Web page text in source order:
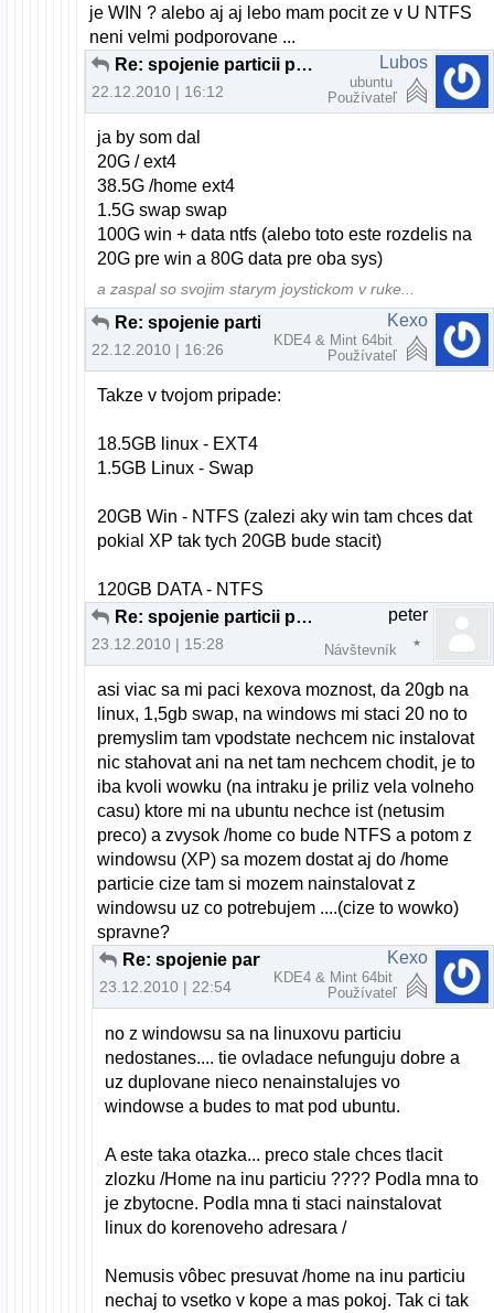
je WIN ? alebo aj aj lebo mam pocit ze v U NTFS
neni velmi podporovane ...
Re: spojenie particii pri instalacii U10.10
22.12.2010 | 16:12
Lubos
ubuntu
Používateľ
ja by som dal
20G / ext4
38.5G /home ext4
1.5G swap swap
100G win + data ntfs (alebo toto este rozdelis na
20G pre win a 80G data pre oba sys)
a zaspal so svojim starym joystickom v ruke...
22.12.2010 | 16:26
Kexo
KDE4 & Mint 64bit
Používateľ
Takze v tvojom pripade:
18.5GB linux - EXT4
1.5GB Linux - Swap
20GB Win - NTFS (zalezi aky win tam chces dat
pokial XP tak tych 20GB bude stacit)
120GB DATA - NTFS
Re: spojenie particii pri instalacii U10.10
23.12.2010 | 15:28
peter
Návštevník
asi viac sa mi paci kexova moznost, da 20gb na
linux, 1,5gb swap, na windows mi staci 20 no to
premyslim tam vpodstate nechcem nic instalovat
nic stahovat ani na net tam nechcem chodit, je to
iba kvoli wowku (na intraku je priliz vela volneho
casu) ktore mi na ubuntu nechce ist (netusim
preco) a zvysok /home co bude NTFS a potom z
windowsu (XP) sa mozem dostat aj do /home
particie cize tam si mozem nainstalovat z
windowsu uz co potrebujem ....(cize to wowko)
spravne?
23.12.2010 | 22:54
Kexo
KDE4 & Mint 64bit
Používateľ
no z windowsu sa na linuxovu particiu
nedostanes.... tie ovladace nefunguju dobre a
uz duplovane nieco nenainstalujes vo
windowse a budes to mat pod ubuntu.
A este taka otazka... preco stale chces tlacit
zlozku /Home na inu particiu ???? Podla mna to
je zbytocne. Podla mna ti staci nainstalovat
linux do korenoveho adresara /
Nemusis vôbec presuvat /home na inu particiu
nechaj to vsetko v kope a mas pokoj. Tak ci tak